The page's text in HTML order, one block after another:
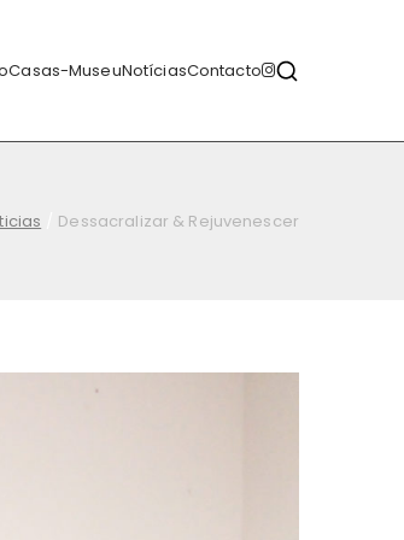
Casas-MuseuNotíciasContacto
Dessacralizar & Rejuvenescer